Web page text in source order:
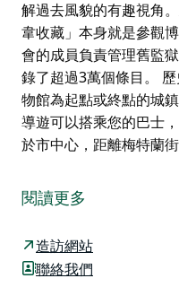
解過去風貌的有趣視角
韋收藏」本身就是參觀
會的成員負責管理舊監
錄了超過3萬個條目。
物館為起點或終點的城
導遊可以搭乘您的巴士
於市中心，距離梅特蘭街
殖民政府建築群的一部
辦公室和法院。
建築師詹姆斯·巴內特也
於1882年9月開放，並以
閱讀更多
造訪網站
聯絡我們